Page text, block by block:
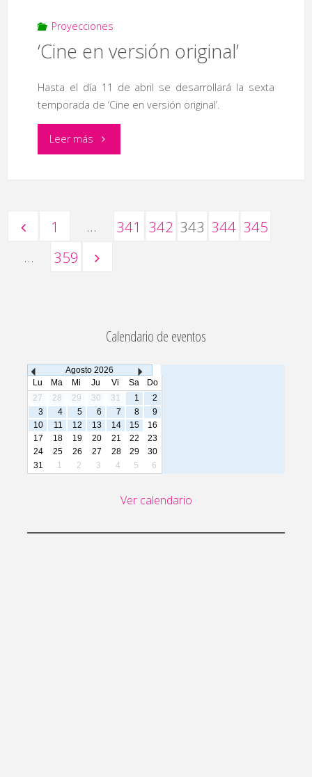
Laboral
Informatizada"
Proyecciones
‘Cine en versión original’
Hasta el día 11 de abril se desarrollará la sexta
temporada de ‘Cine en versión original’.
Leer más"‘Cine
original’"
Paginación
entradas
1 … 341 342 343 344 345
…
359
Calendario de eventos
Agosto 2026
Lu
Ma Mi Ju Vi Sa
Do
27
28 29 30 31 1
2
3
4 5 6 7 8
9
10
11 12 13 14 15
16
17
18 19 20 21 22
23
24
25 26 27 28 29
30
31
1 2 3 4 5 6
Ver calendario